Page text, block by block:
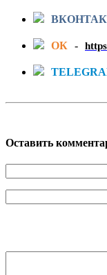
ОК -
Оставить